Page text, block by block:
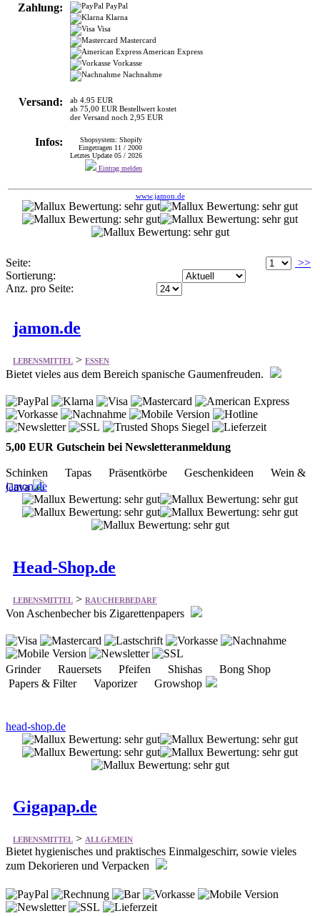
Zahlung:
PayPal
Klarna
Visa
Mastercard
American Express
Vorkasse
Nachnahme
Versand:
ab 4.95 EUR
ab 75,00 EUR Bestellwert kostet
der Versand noch 2,95 EUR
Infos:
Shopsystem: Shopify
Eingetragen 11 / 2000
Letztes Update 05 / 2026
Eintrag melden
www.jamon.de
Seite:
>>
Sortierung:
Anz. pro Seite:
jamon.de
LEBENSMITTEL > ESSEN
Bietet vieles aus dem Bereich spanische Gaumenfreuden.
5,00 EUR Gutschein bei Newsletteranmeldung
Schinken Tapas Präsentkörbe Geschenkideen Wein &
Cava
jamon.de
Head-Shop.de
LEBENSMITTEL > RAUCHERBEDARF
Von Aschenbecher bis Zigarettenpapers
Grinder Rauersets Pfeifen Shishas Bong Shop
Papers & Filter Vaporizer Growshop
head-shop.de
Gigapap.de
LEBENSMITTEL > ALLGEMEIN
Bietet hygienisches und praktisches Einmalgeschirr, sowie vieles
zum Dekorieren und Verpacken